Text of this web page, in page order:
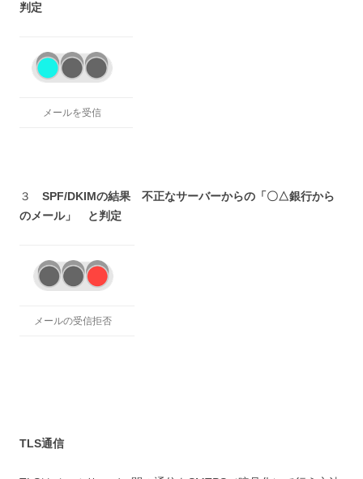
判定
メールを受信
３ SPF/DKIMの結果 不正なサーバーからの「〇△銀行から
のメール」 と判定
メールの受信拒否
TLS通信